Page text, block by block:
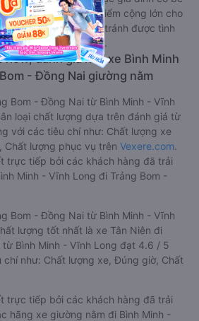
rộng, riêng tư. Một điểm cộng lớn cho
khách dọc đường, tránh được tình
quá trình di chuyển.
đánh giá nhà xe Bình Minh
- Đồng Nai giường nằm
Bom - Đồng Nai từ Bình Minh - Vĩnh
loại chất lượng dựa trên đánh giá từ
với các tiêu chí như: Chất lượng xe
Chất lượng phục vụ trên Vexere.com.
trực tiếp bởi các khách hàng đã trải
Minh - Vĩnh Long đi Trảng Bom -
Bom - Đồng Nai từ Bình Minh - Vĩnh
lượng tốt nhất là xe Tân Niên đi
Bình Minh - Vĩnh Long đạt 4.6 / 5
như: Chất lượng xe, Đúng giờ, Chất
trực tiếp bởi các khách hàng đã trải
hãng xe giường nằm đi Bình Minh -